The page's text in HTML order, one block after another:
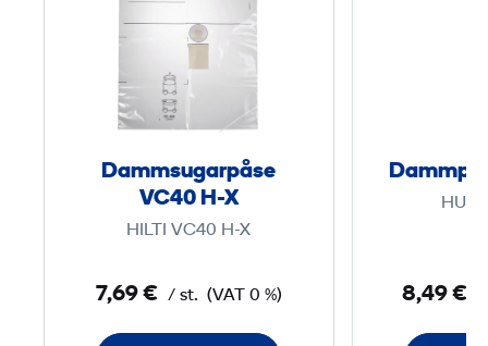
m
m
s
u
a
s
e
Dammsugarpåse
VC40 H-X
HILTI VC40 H-X
7,69 € / st. (VAT 0 %) 8,49 €